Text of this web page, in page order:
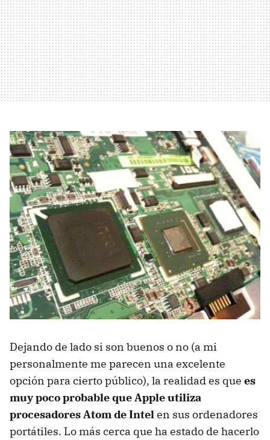
Dejando de lado si son buenos o no (a mi
personalmente me parecen una excelente
opción para cierto público), la realidad es que es
muy poco probable que Apple utiliza
procesadores Atom de Intel en sus ordenadores
portátiles. Lo más cerca que ha estado de hacerlo